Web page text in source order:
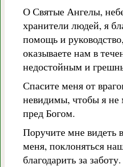
О Святые Ангелы,
хранители людей, я
помощь и
оказываете нам в
недостойным и
Спасите меня от
невидимы, чтобы я не
пред Богом.
Поручите мне видеть
меня, поклоняться
благодарить за